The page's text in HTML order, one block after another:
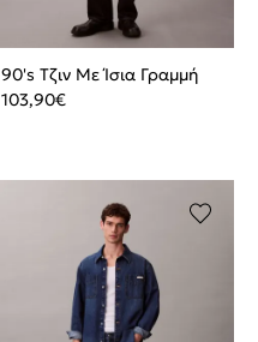
90's Τζιν Με Ίσια Γραμμή
103,90€